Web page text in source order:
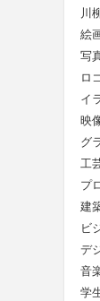
川
絵
写
ロ
イ
映
グ
工
プ
建
ビ
デ
音
学